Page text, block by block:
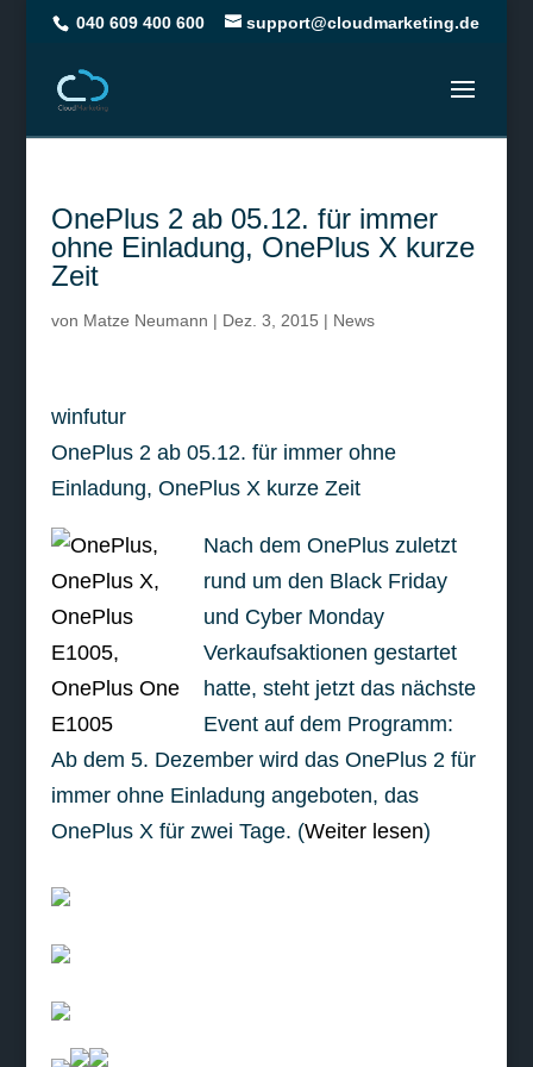
040 609 400 600 support@cloudmarketing.de
OnePlus 2 ab 05.12. für immer
ohne Einladung, OnePlus X kurze
Zeit
von Matze Neumann | Dez. 3, 2015 | News
winfutur
OnePlus 2 ab 05.12. für immer ohne
Einladung, OnePlus X kurze Zeit
Nach dem OnePlus zuletzt
rund um den Black Friday
und Cyber Monday
Verkaufsaktionen gestartet
hatte, steht jetzt das nächste
Event auf dem Programm:
Ab dem 5. Dezember wird das OnePlus 2 für
immer ohne Einladung angeboten, das
OnePlus X für zwei Tage. (Weiter lesen)